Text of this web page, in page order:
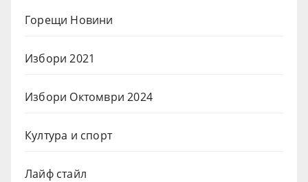
Горещи Новини
Избори 2021
Избори Октомври 2024
Култура и спорт
Лайф стайл